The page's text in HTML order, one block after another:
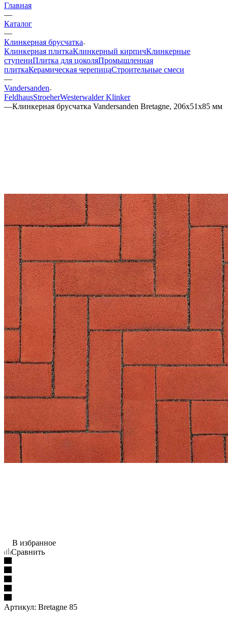
Главная
—
Каталог
—
Клинкерная брусчатка
Клинкерная плиткаКлинкерный кирпичКлинкерные
ступениПлитка для цоколяПромышленная
плиткаКерамическая черепицаСтроительные смеси
—
Vandersanden
FeldhausStroeherWesterwalder Klinker
—Клинкерная брусчатка Vandersanden Bretagne, 206x51x85 мм
В избранное
Сравнить
Артикул: Bretagne 85